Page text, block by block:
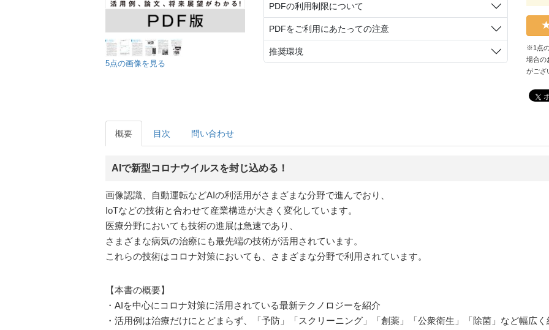
5点の画像を見る
PDFの利用制限について
PDFをご利用にあたっての注意
推奨環境
※1点
場合の
がござ
概要 目次 問い合わせ
AIで新型コロナウイルスを封じ込める！
画像認識、自動運転などAIの利活用がさまざまな分野で進んでおり、
IoTなどの技術と合わせて産業構造が大きく変化しています。
医療分野においても技術の進展は急速であり、
さまざまな病気の治療にも最先端の技術が活用されています。
これらの技術はコロナ対策においても、さまざまな分野で利用されています。
【本書の概要】
・AIを中心にコロナ対策に活用されている最新テクノロジーを紹介
・活用例は治療だけにとどまらず、「予防」「スクリーニング」「創薬」「公衆衛生」「除菌」など幅広く